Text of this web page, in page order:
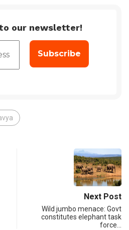
our newsletter!
Next Post
Wild jumbo menace: Govt
constitutes elephant task
force…